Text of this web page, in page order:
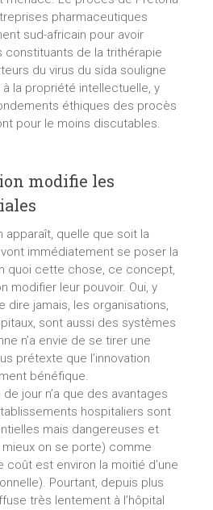
pharmaceutiques
sud-africain pour avoir
constituants de la trithérapie
du virus du sida souligne
la propriété intellectuelle, y
éthiques des procès
pour le moins discutables.
modifie les
apparaît, quelle que soit la
immédiatement se poser la
quoi cette chose, ce concept,
modifier leur pouvoir. Oui, y
dire jamais, les organisations,
sont aussi des systèmes
n’a envie de se tirer une
prétexte que l’innovation
bénéfique.
de jour n’a que des avantages
hospitaliers sont
mais dangereuses et
on se porte) comme
coût est environ la moitié d’une
Pourtant, depuis plus
très lentement à l’hôpital